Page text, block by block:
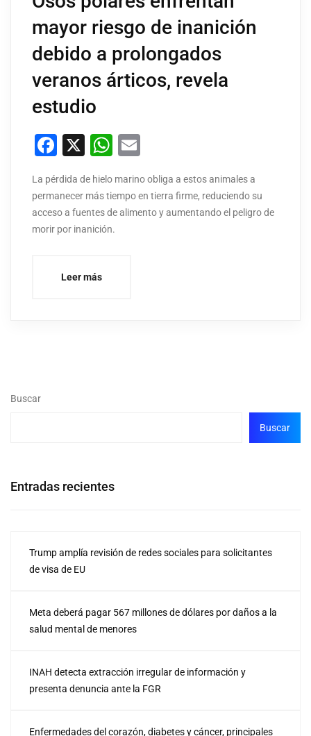
mayor riesgo de inanición
debido a prolongados
veranos árticos, revela
estudio
Facebook
X WhatsApp
La pérdida de hielo marino obliga a estos animales a
permanecer más tiempo en tierra firme, reduciendo su
acceso a fuentes de alimento y aumentando el peligro de
morir por inanición.
Leer más
Buscar
Buscar
Entradas recientes
Trump amplía revisión de redes sociales para solicitantes
de visa de EU
Meta deberá pagar 567 millones de dólares por daños a la
salud mental de menores
INAH detecta extracción irregular de información y
presenta denuncia ante la FGR
Enfermedades del corazón, diabetes y cáncer, principales